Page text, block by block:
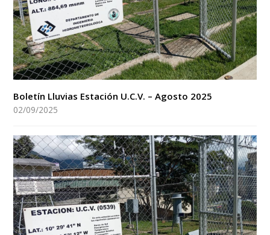
Boletín Lluvias Estación U.C.V. – Agosto 2025
02/09/2025